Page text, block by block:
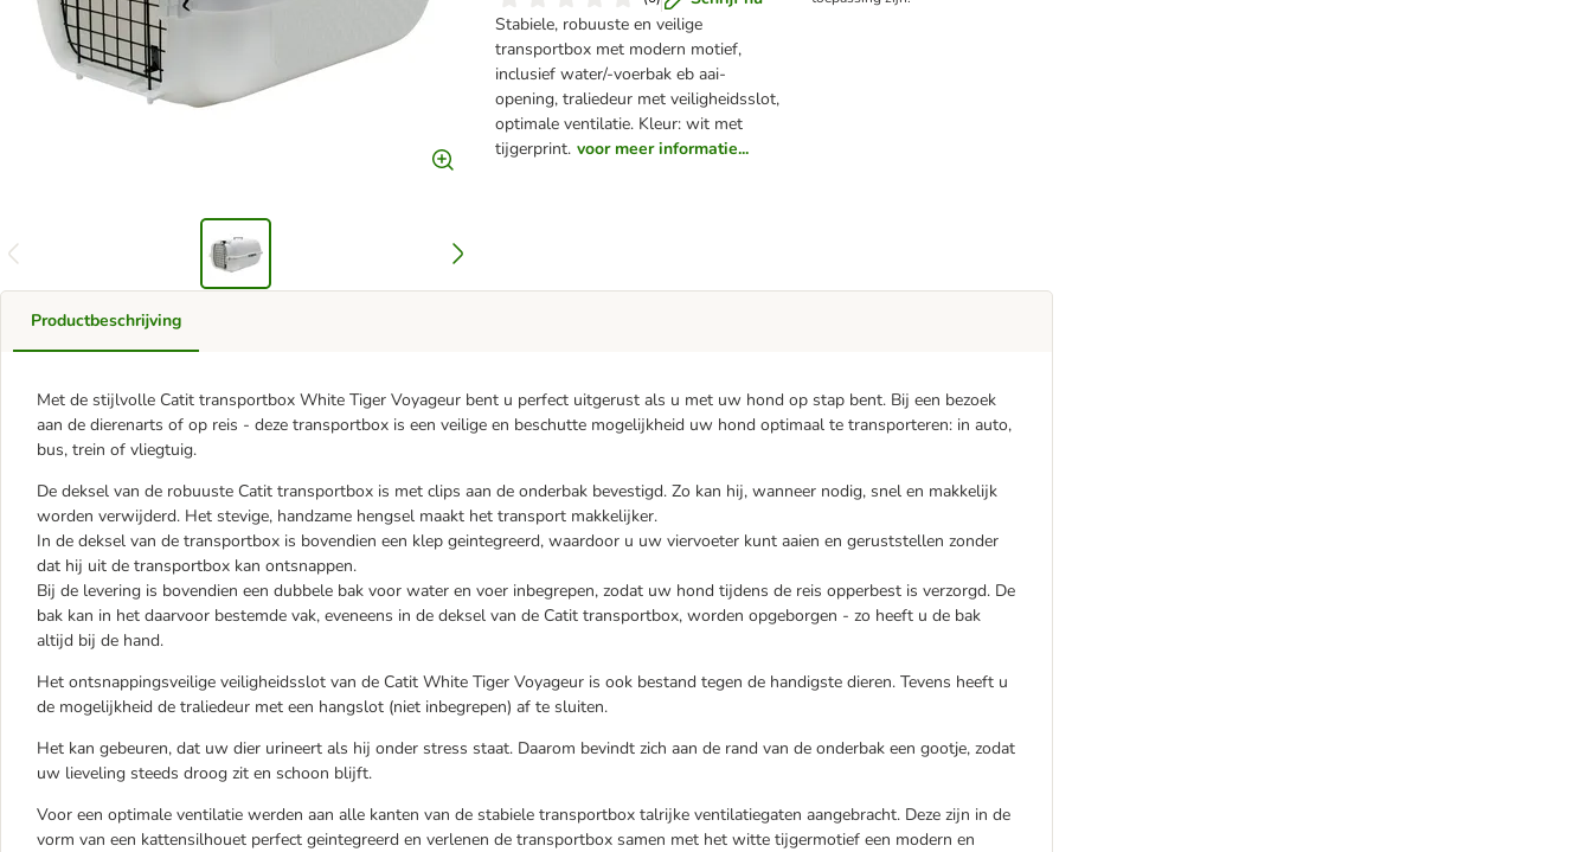
Stabiele, robuuste en veilige
transportbox met modern motief,
inclusief water/-voerbak eb aai-
opening, traliedeur met veiligheidsslot,
optimale ventilatie. Kleur: wit met
tijgerprint. voor meer informatie...
Productbeschrijving
Met de stijlvolle Catit transportbox White Tiger Voyageur bent u perfect uitgerust als u met uw hond op stap bent. Bij een bezoek
aan de dierenarts of op reis - deze transportbox is een veilige en beschutte mogelijkheid uw hond optimaal te transporteren: in auto,
bus, trein of vliegtuig.
De deksel van de robuuste Catit transportbox is met clips aan de onderbak bevestigd. Zo kan hij, wanneer nodig, snel en makkelijk
worden verwijderd. Het stevige, handzame hengsel maakt het transport makkelijker.
In de deksel van de transportbox is bovendien een klep geintegreerd, waardoor u uw viervoeter kunt aaien en geruststellen zonder
dat hij uit de transportbox kan ontsnappen.
Bij de levering is bovendien een dubbele bak voor water en voer inbegrepen, zodat uw hond tijdens de reis opperbest is verzorgd. De
bak kan in het daarvoor bestemde vak, eveneens in de deksel van de Catit transportbox, worden opgeborgen - zo heeft u de bak
altijd bij de hand.
Het ontsnappingsveilige veiligheidsslot van de Catit White Tiger Voyageur is ook bestand tegen de handigste dieren. Tevens heeft u
de mogelijkheid de traliedeur met een hangslot (niet inbegrepen) af te sluiten.
Het kan gebeuren, dat uw dier urineert als hij onder stress staat. Daarom bevindt zich aan de rand van de onderbak een gootje, zodat
uw lieveling steeds droog zit en schoon blijft.
Voor een optimale ventilatie werden aan alle kanten van de stabiele transportbox talrijke ventilatiegaten aangebracht. Deze zijn in de
vorm van een kattensilhouet perfect geintegreerd en verlenen de transportbox samen met het witte tijgermotief een modern en